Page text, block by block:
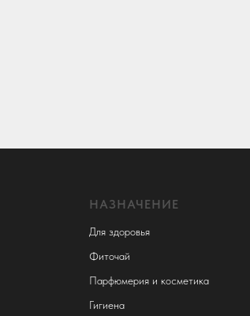
НАЗНАЧЕНИЕ
Для здоровья
Фиточай
Парфюмерия и косметика
Гигиена